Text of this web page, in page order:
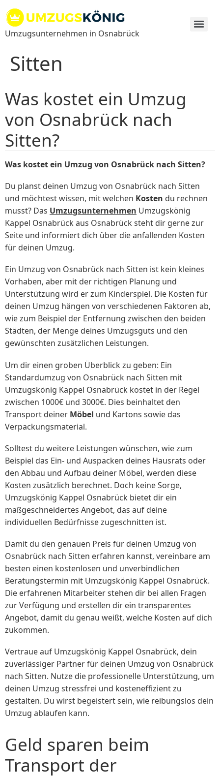
Inhalt
springen
Umzugsunternehmen in Osnabrück
Sitten
Was kostet ein Umzug
von Osnabrück nach
Sitten?
Was kostet ein Umzug von Osnabrück nach Sitten?
Du planst deinen Umzug von Osnabrück nach Sitten
und möchtest wissen, mit welchen Kosten du rechnen
musst? Das Umzugsunternehmen Umzugskönig
Kappel Osnabrück aus Osnabrück steht dir gerne zur
Seite und informiert dich über die anfallenden Kosten
für deinen Umzug.
Ein Umzug von Osnabrück nach Sitten ist kein kleines
Vorhaben, aber mit der richtigen Planung und
Unterstützung wird er zum Kinderspiel. Die Kosten für
deinen Umzug hängen von verschiedenen Faktoren ab,
wie zum Beispiel der Entfernung zwischen den beiden
Städten, der Menge deines Umzugsguts und den
gewünschten zusätzlichen Leistungen.
Um dir einen groben Überblick zu geben: Ein
Standardumzug von Osnabrück nach Sitten mit
Umzugskönig Kappel Osnabrück kostet in der Regel
zwischen 1000€ und 3000€. Dies beinhaltet den
Transport deiner Möbel und Kartons sowie das
Verpackungsmaterial.
Solltest du weitere Leistungen wünschen, wie zum
Beispiel das Ein- und Auspacken deines Hausrats oder
den Abbau und Aufbau deiner Möbel, werden diese
Kosten zusätzlich berechnet. Doch keine Sorge,
Umzugskönig Kappel Osnabrück bietet dir ein
maßgeschneidertes Angebot, das auf deine
individuellen Bedürfnisse zugeschnitten ist.
Damit du den genauen Preis für deinen Umzug von
Osnabrück nach Sitten erfahren kannst, vereinbare am
besten einen kostenlosen und unverbindlichen
Beratungstermin mit Umzugskönig Kappel Osnabrück.
Die erfahrenen Mitarbeiter stehen dir bei allen Fragen
zur Verfügung und erstellen dir ein transparentes
Angebot, damit du genau weißt, welche Kosten auf dich
zukommen.
Vertraue auf Umzugskönig Kappel Osnabrück, dein
zuverlässiger Partner für deinen Umzug von Osnabrück
nach Sitten. Nutze die professionelle Unterstützung, um
deinen Umzug stressfrei und kosteneffizient zu
gestalten. Du wirst begeistert sein, wie reibungslos dein
Umzug ablaufen kann.
Geld sparen beim
Transport der